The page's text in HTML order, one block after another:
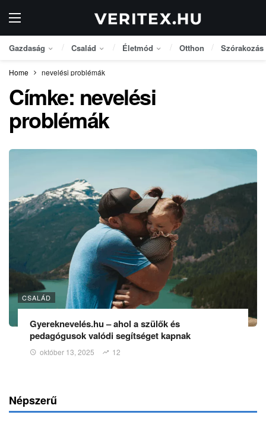
Gazdaság Család Életmód Otthon Szórakozás
Home nevelési problémák
Címke: nevelési
problémák
CSALÁD
Gyereknevelés.hu – ahol a szülők és
pedagógusok valódi segítséget kapnak
október 13, 2025 12
Népszerű